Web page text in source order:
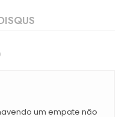
um empate não